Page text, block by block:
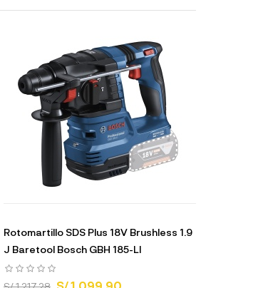
Rotomartillo SDS Plus 18V Brushless 1.9
J Baretool Bosch GBH 185-LI